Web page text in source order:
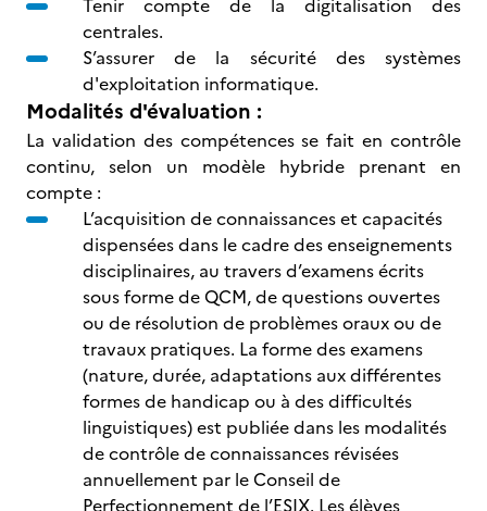
Tenir compte de la digitalisation des
centrales.
S’assurer de la sécurité des systèmes
d'exploitation informatique.
Modalités d'évaluation :
La validation des compétences se fait en contrôle
continu, selon un modèle hybride prenant en
compte :
L’acquisition de connaissances et capacités
dispensées dans le cadre des enseignements
disciplinaires, au travers d’examens écrits
sous forme de QCM, de questions ouvertes
ou de résolution de problèmes oraux ou de
travaux pratiques. La forme des examens
(nature, durée, adaptations aux différentes
formes de handicap ou à des difficultés
linguistiques) est publiée dans les modalités
de contrôle de connaissances révisées
annuellement par le Conseil de
Perfectionnement de l’ESIX. Les élèves